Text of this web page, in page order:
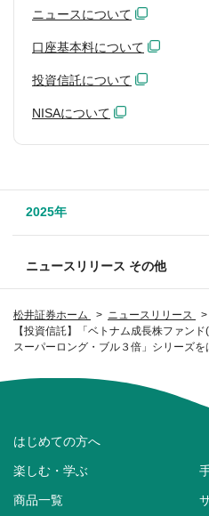
松井証券ホーム
ニュースリリース
【投資信託】「ベトナム成長株ファン
スーパーロング・ブル３倍」シリーズ
ニュースについて
口座基本料について
投資信託について
NISAについて
2025年
ニュースリリース その他
はじめての方へ
楽しむ・学ぶ
商品一覧